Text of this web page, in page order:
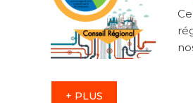
+ PLUS